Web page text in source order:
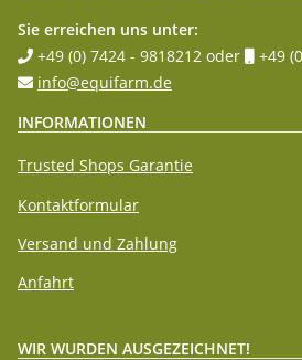
Sie erreichen uns unter:
+49 (0) 7424 - 9818212 oder
+49
info@equifarm.de
INFORMATIONEN
Trusted Shops Garantie
Kontaktformular
Versand und Zahlung
Anfahrt
WIR WURDEN AUSGEZEICHNET!